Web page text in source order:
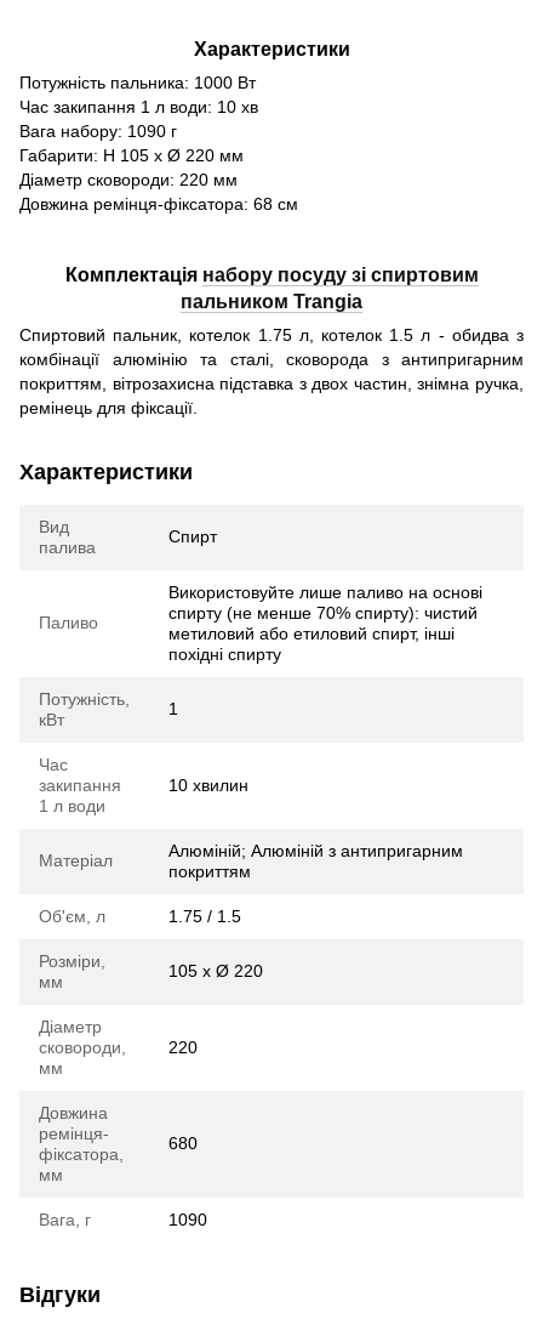
Характеристики
Потужність пальника: 1000 Вт
Час закипання 1 л води: 10 хв
Вага набору: 1090 г
Габарити: H 105 x Ø 220 мм
Діаметр сковороди: 220 мм
Довжина ремінця-фіксатора: 68 см
Комплектація набору посуду зі спиртовим
пальником Trangia
Спиртовий пальник, котелок 1.75 л, котелок 1.5 л - обидва з
комбінації алюмінію та сталі, сковорода з антипригарним
покриттям, вітрозахисна підставка з двох частин, знімна ручка,
ремінець для фіксації.
Характеристики
Вид
палива
Спирт
Паливо
Використовуйте лише паливо на основі
спирту (не менше 70% спирту): чистий
метиловий або етиловий спирт, інші
похідні спирту
Потужність,
кВт
1
Час
закипання
1 л води
10 хвилин
Матеріал
Алюміній; Алюміній з антипригарним
покриттям
Об'єм, л 1.75 / 1.5
Розміри,
мм
105 x Ø 220
Діаметр
сковороди,
мм
220
Довжина
ремінця-
фіксатора,
мм
680
Вага, г 1090
Відгуки